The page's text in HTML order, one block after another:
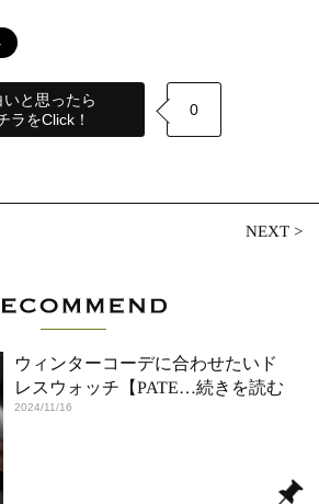
いと思ったら
ラをClick！
0
NEXT>
ウィンターコーデに合わせたいド
レスウォッチ【PATE…続きを読む
2024/11/16